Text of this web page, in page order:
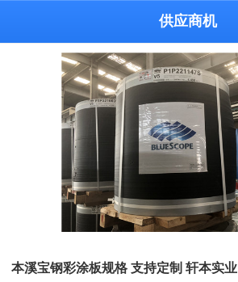
供应商机
本溪宝钢彩涂板规格 支持定制 轩本实业